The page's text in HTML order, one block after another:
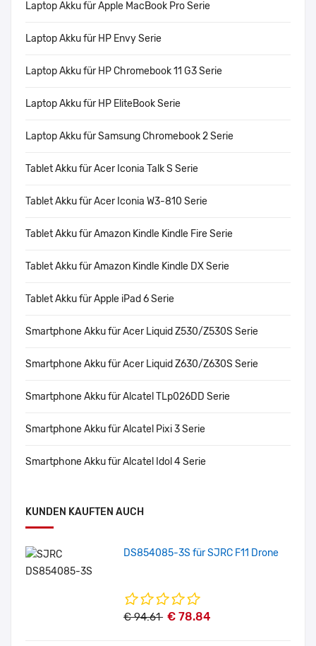
Laptop Akku für Apple MacBook Pro Serie
Laptop Akku für HP Envy Serie
Laptop Akku für HP Chromebook 11 G3 Serie
Laptop Akku für HP EliteBook Serie
Laptop Akku für Samsung Chromebook 2 Serie
Tablet Akku für Acer Iconia Talk S Serie
Tablet Akku für Acer Iconia W3-810 Serie
Tablet Akku für Amazon Kindle Kindle Fire Serie
Tablet Akku für Amazon Kindle Kindle DX Serie
Tablet Akku für Apple iPad 6 Serie
Smartphone Akku für Acer Liquid Z530/Z530S Serie
Smartphone Akku für Acer Liquid Z630/Z630S Serie
Smartphone Akku für Alcatel TLp026DD Serie
Smartphone Akku für Alcatel Pixi 3 Serie
Smartphone Akku für Alcatel Idol 4 Serie
KUNDEN KAUFTEN AUCH
DS854085-3S für SJRC F11 Drone
€ 94.61 € 78.84